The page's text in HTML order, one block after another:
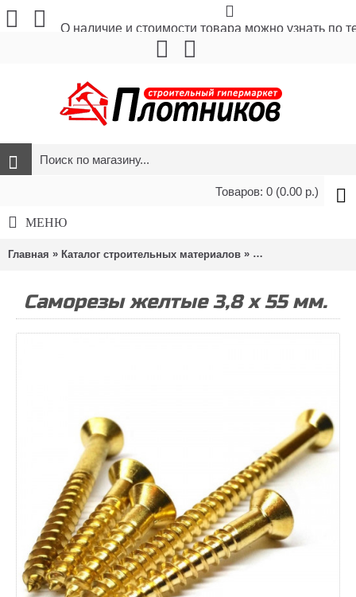
О наличие и стоимости товара можно узнать по
Товаров: 0 (0.00 р.)
МЕНЮ
Главная » Каталог строительных материалов » Метизы и крепёж
Саморезы желтые 3,8 х 55 мм.